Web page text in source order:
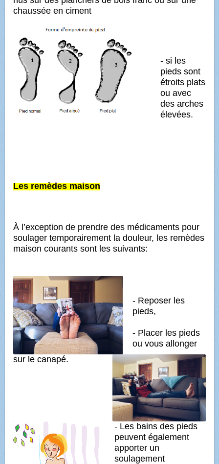
chaussée en ciment
- si les
pieds sont
étroits plats
ou avec
des arches
élevées.
Les remèdes maison
À l’exception de prendre des médicaments pour
soulager temporairement la douleur, les remèdes
maison courants sont les suivants:
- Reposer les
pieds,
- Placer les pieds
ou vous allonger
sur le canapé.
- Les bains des pieds
peuvent également
apporter un
soulagement